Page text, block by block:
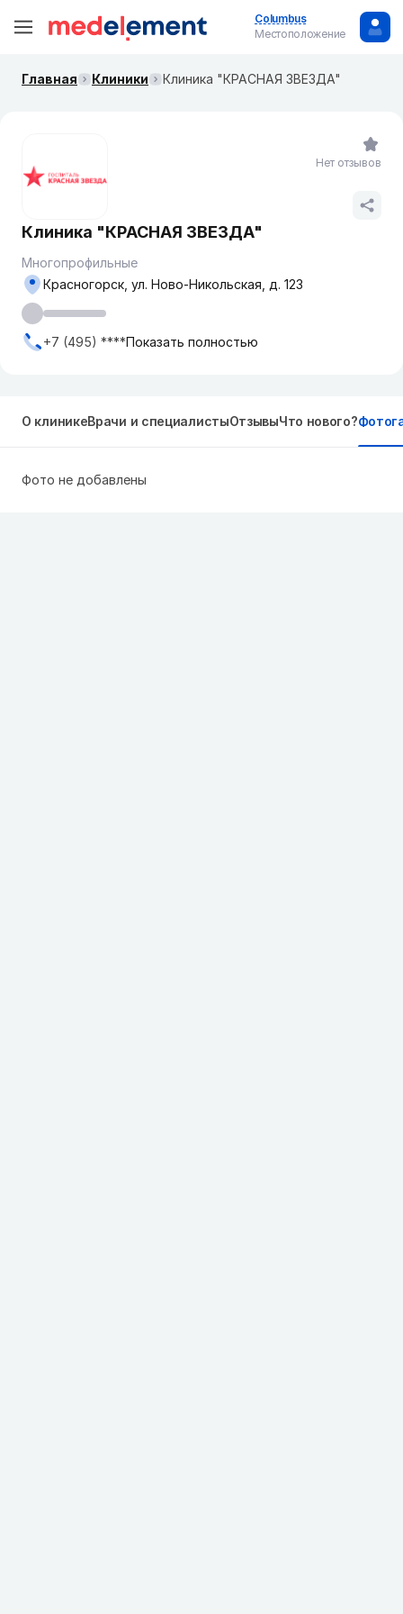
Columbus
Местоположение
Главная Клиники Клиника "КРАСНАЯ ЗВЕЗДА"
Клиника "КРАСНАЯ ЗВЕЗДА"
Многопрофильные
Красногорск, ​ул. Ново-Никольская, д. 123
+7 (495) ****Показать полностью
Нет отзывов
О клиникеВрачи и специалистыОтзывыЧто нового?
Фото не добавлены